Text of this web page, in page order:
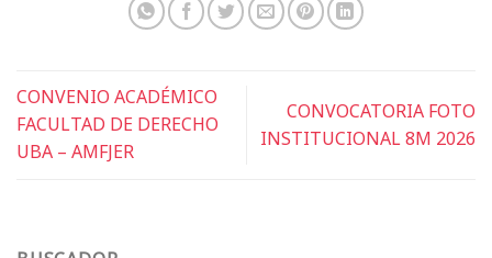
CONVENIO ACADÉMICO
FACULTAD DE DERECHO
UBA – AMFJER
CONVOCATORIA FOTO
INSTITUCIONAL 8M 2026